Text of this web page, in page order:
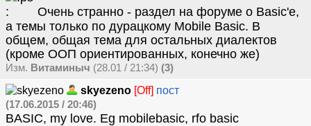
Очень странно - раздел на форуме о Basic'е,
а темы только по дурацкому Mobile Basic. В
общем, общая тема для остальных диалектов
(кроме ООП ориентированных, конечно же)
Изм. Витаминыч (28.01 / 21:34) (3)
skyezeno [Off] пост
(17.06.2015 / 20:46)
BASIC, my love. Eg mobilebasic, rfo basic